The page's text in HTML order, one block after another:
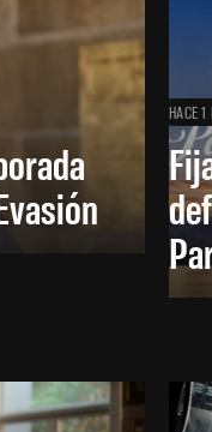
HACE 1